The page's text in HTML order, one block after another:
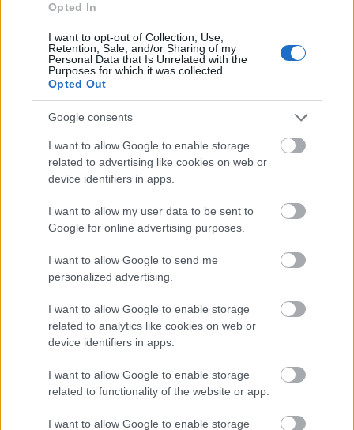
Opted In
I want to opt-out of Collection, Use,
Retention, Sale, and/or Sharing of my
Personal Data that Is Unrelated with the
Purposes for which it was collected.
Opted Out
Google consents
I want to allow Google to enable storage
related to advertising like cookies on web or
device identifiers in apps.
I want to allow my user data to be sent to
Google for online advertising purposes.
I want to allow Google to send me
personalized advertising.
I want to allow Google to enable storage
related to analytics like cookies on web or
device identifiers in apps.
I want to allow Google to enable storage
related to functionality of the website or app.
I want to allow Google to enable storage
Διαβάζονται αυτή τη στιγμή
Η γαλάζια «θετική ατζέντα» στο δρόμο για το
2027 - Το παράπονο της Καρυστιανού - Στον
ΣΥΡΙΖΑ μελετούν Ιστορία
«κίτρινα» και «κόκκινα» σπίτια για τις
αποζημιώσεις
οδικά έργα και τα εκτιμώμενα
χρονοδιαγράμματα
TAGS: Deutsche Bank Bank of America (BofA)